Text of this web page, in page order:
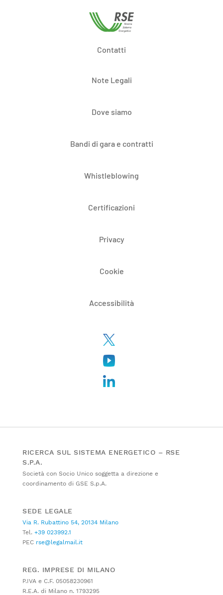
Contatti
Note Legali
Dove siamo
Bandi di gara e contratti
Whistleblowing
Certificazioni
Privacy
Cookie
Accessibilità
RICERCA SUL SISTEMA ENERGETICO – RSE
S.P.A.
Società con Socio Unico soggetta a direzione e
coordinamento di GSE S.p.A.
SEDE LEGALE
Via R. Rubattino 54, 20134 Milano
Tel. +39 023992.1
PEC rse@legalmail.it
REG. IMPRESE DI MILANO
P.IVA e C.F. 05058230961
R.E.A. di Milano n. 1793295